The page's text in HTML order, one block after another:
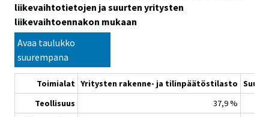
liikevaihtotietojen ja suurten yritysten
liikevaihtoennakon mukaan
Avaa taulukko
suurempana
Toimialat Yritysten rakenne- ja tilinpäätöstilasto
Teollisuus
37,9 %